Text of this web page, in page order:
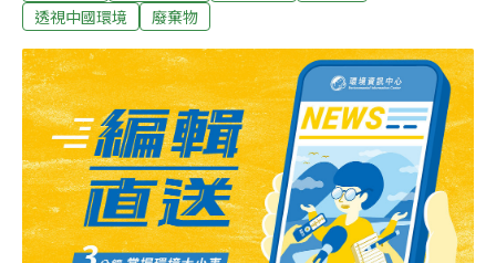
的居民來說，焚燒廠不但會造成他們的樓盤貶值，更會對
出的說法又模糊不清，甚至相互矛盾，更讓民眾感到無所
適從。在許多城市正準備加速建設垃圾焚燒廠的背景下，
我們有必要梳理一下問題背後的複雜層面。現在大量城市
遭遇垃圾圍城，問題已無可回避，必須加以解決。爭論的
焦點就在於如何解決。其實，解決垃圾問題，無非是增加
末端處理能力和前端減量化。目前政府工作的重點是增加
末端處理能力，而在填埋、堆肥和焚燒等幾種處理方式
中，衛生填埋又是主要方式。但隨著城市人口激增，城市
透視中國環境
廢棄物